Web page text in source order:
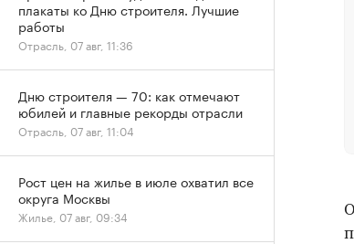
плакаты ко Дню строителя. Лучшие
работы
Отрасль, 07 авг, 11:36
Дню строителя — 70: как отмечают
юбилей и главные рекорды отрасли
Отрасль, 07 авг, 11:04
Рост цен на жилье в июле охватил все
округа Москвы
Жилье, 07 авг, 09:34